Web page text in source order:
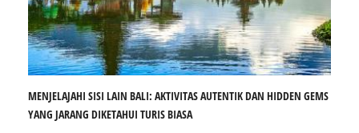
MENJELAJAHI SISI LAIN BALI: AKTIVITAS AUTENTIK DAN HIDDEN GEMS
YANG JARANG DIKETAHUI TURIS BIASA